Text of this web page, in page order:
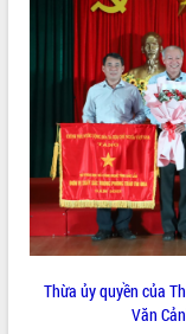
Đắk Lắk nỗ lực thúc đẩy
kinh tế từ 10% trở lên trong
Đắk Lắk ký kết thỏa thuận
chuyển đổi số giai đoạn
với Tập đoàn Bưu chính
Việt Nam
Thứ trưởng Bộ Y tế làm
Đắk Lắk về phát triển
cho trạm y tế cấp xã
du khách thông qua Hệ
Thừa ủy quyền của
Văn